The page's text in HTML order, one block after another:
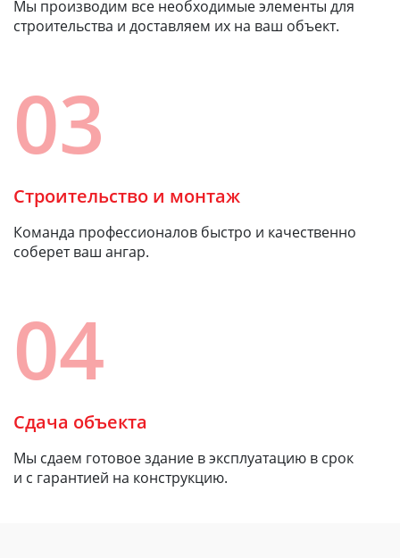
Мы производим все необходимые элементы для
строительства и доставляем их на ваш объект.
03
Строительство и монтаж
Команда профессионалов быстро и качественно
соберет ваш ангар.
04
Сдача объекта
Мы сдаем готовое здание в эксплуатацию в срок
и с гарантией на конструкцию.